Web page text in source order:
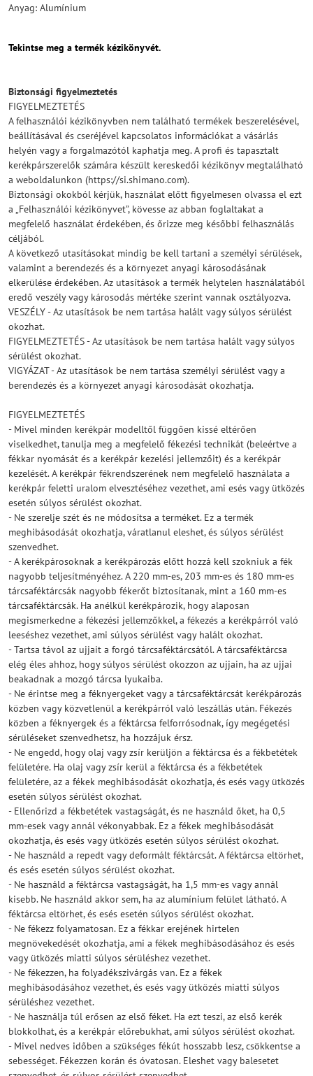
Anyag: Alumínium
Tekintse meg a termék kézikönyvét.
Biztonsági figyelmeztetés
FIGYELMEZTETÉS
A felhasználói kézikönyvben nem található termékek beszerelésével,
beállításával és cseréjével kapcsolatos információkat a vásárlás
helyén vagy a forgalmazótól kaphatja meg. A profi és tapasztalt
kerékpárszerelők számára készült kereskedői kézikönyv megtalálható
a weboldalunkon (https://si.shimano.com).
Biztonsági okokból kérjük, használat előtt figyelmesen olvassa el ezt
a „Felhasználói kézikönyvet”, kövesse az abban foglaltakat a
megfelelő használat érdekében, és őrizze meg későbbi felhasználás
céljából.
A következő utasításokat mindig be kell tartani a személyi sérülések,
valamint a berendezés és a környezet anyagi károsodásának
elkerülése érdekében. Az utasítások a termék helytelen használatából
eredő veszély vagy károsodás mértéke szerint vannak osztályozva.
VESZÉLY - Az utasítások be nem tartása halált vagy súlyos sérülést
okozhat.
FIGYELMEZTETÉS - Az utasítások be nem tartása halált vagy súlyos
sérülést okozhat.
VIGYÁZAT - Az utasítások be nem tartása személyi sérülést vagy a
berendezés és a környezet anyagi károsodását okozhatja.
FIGYELMEZTETÉS
- Mivel minden kerékpár modelltől függően kissé eltérően
viselkedhet, tanulja meg a megfelelő fékezési technikát (beleértve a
fékkar nyomását és a kerékpár kezelési jellemzőit) és a kerékpár
kezelését. A kerékpár fékrendszerének nem megfelelő használata a
kerékpár feletti uralom elvesztéséhez vezethet, ami esés vagy ütközés
esetén súlyos sérülést okozhat.
- Ne szerelje szét és ne módosítsa a terméket. Ez a termék
meghibásodását okozhatja, váratlanul eleshet, és súlyos sérülést
szenvedhet.
- A kerékpárosoknak a kerékpározás előtt hozzá kell szokniuk a fék
nagyobb teljesítményéhez. A 220 mm-es, 203 mm-es és 180 mm-es
tárcsaféktárcsák nagyobb fékerőt biztosítanak, mint a 160 mm-es
tárcsaféktárcsák. Ha anélkül kerékpározik, hogy alaposan
megismerkedne a fékezési jellemzőkkel, a fékezés a kerékpárról való
leeséshez vezethet, ami súlyos sérülést vagy halált okozhat.
- Tartsa távol az ujjait a forgó tárcsaféktárcsától. A tárcsaféktárcsa
elég éles ahhoz, hogy súlyos sérülést okozzon az ujjain, ha az ujjai
beakadnak a mozgó tárcsa lyukaiba.
- Ne érintse meg a féknyergeket vagy a tárcsaféktárcsát kerékpározás
közben vagy közvetlenül a kerékpárról való leszállás után. Fékezés
közben a féknyergek és a féktárcsa felforrósodnak, így megégetési
sérüléseket szenvedhetsz, ha hozzájuk érsz.
- Ne engedd, hogy olaj vagy zsír kerüljön a féktárcsa és a fékbetétek
felületére. Ha olaj vagy zsír kerül a féktárcsa és a fékbetétek
felületére, az a fékek meghibásodását okozhatja, és esés vagy ütközés
esetén súlyos sérülést okozhat.
- Ellenőrizd a fékbetétek vastagságát, és ne használd őket, ha 0,5
mm-esek vagy annál vékonyabbak. Ez a fékek meghibásodását
okozhatja, és esés vagy ütközés esetén súlyos sérülést okozhat.
- Ne használd a repedt vagy deformált féktárcsát. A féktárcsa eltörhet,
és esés esetén súlyos sérülést okozhat.
- Ne használd a féktárcsa vastagságát, ha 1,5 mm-es vagy annál
kisebb. Ne használd akkor sem, ha az alumínium felület látható. A
féktárcsa eltörhet, és esés esetén súlyos sérülést okozhat.
- Ne fékezz folyamatosan. Ez a fékkar erejének hirtelen
megnövekedését okozhatja, ami a fékek meghibásodásához és esés
vagy ütközés miatti súlyos sérüléshez vezethet.
- Ne fékezzen, ha folyadékszivárgás van. Ez a fékek
meghibásodásához vezethet, és esés vagy ütközés miatti súlyos
sérüléshez vezethet.
- Ne használja túl erősen az első féket. Ha ezt teszi, az első kerék
blokkolhat, és a kerékpár előrebukhat, ami súlyos sérülést okozhat.
- Mivel nedves időben a szükséges fékút hosszabb lesz, csökkentse a
sebességet. Fékezzen korán és óvatosan. Eleshet vagy balesetet